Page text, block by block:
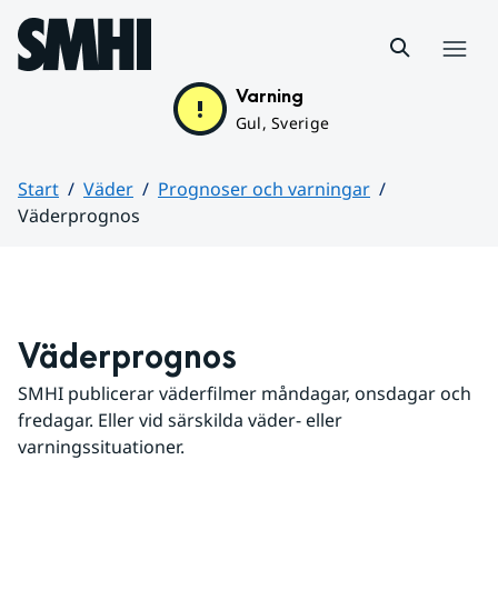
Hoppa till sidans innehåll
Varning
Gul, Sverige
Start Väder
Prognoser och varningar
Väderprognos
Väderprognos
SMHI publicerar väderfilmer måndagar, onsdagar och
fredagar. Eller vid särskilda väder- eller
varningssituationer.